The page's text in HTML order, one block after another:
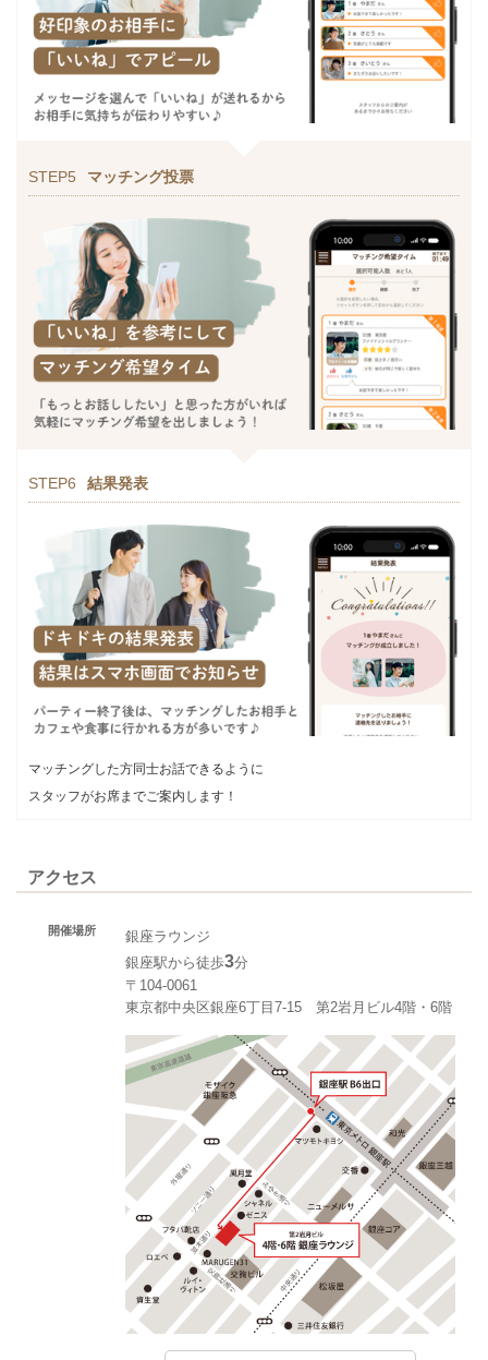
STEP5 マッチング投票
STEP6 結果発表
マッチングした方同士お話できるように
スタッフがお席までご案内します！
アクセス
開催場所
銀座ラウンジ
銀座駅から徒歩3分
〒104-0061
東京都中央区銀座6丁目7-15 第2岩月ビル4階・6階